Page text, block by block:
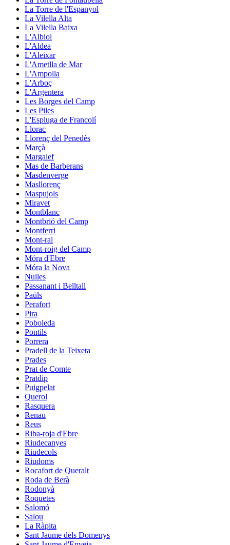
La Torre de l'Espanyol
La Vilella Alta
La Vilella Baixa
L'Albiol
L'Aldea
L'Aleixar
L'Ametlla de Mar
L'Ampolla
L'Arboç
L'Argentera
Les Borges del Camp
Les Piles
L'Espluga de Francolí
Llorac
Llorenç del Penedès
Marçà
Margalef
Mas de Barberans
Masdenverge
Masllorenç
Maspujols
Miravet
Montblanc
Montbrió del Camp
Montferri
Mont-ral
Mont-roig del Camp
Móra d'Ebre
Móra la Nova
Nulles
Passanant i Belltall
Paüls
Perafort
Pira
Poboleda
Pontils
Porrera
Pradell de la Teixeta
Prades
Prat de Comte
Pratdip
Puigpelat
Querol
Rasquera
Renau
Reus
Riba-roja d'Ebre
Riudecanyes
Riudecols
Riudoms
Rocafort de Queralt
Roda de Berà
Rodonyà
Roquetes
Salomó
Salou
La Ràpita
Sant Jaume dels Domenys